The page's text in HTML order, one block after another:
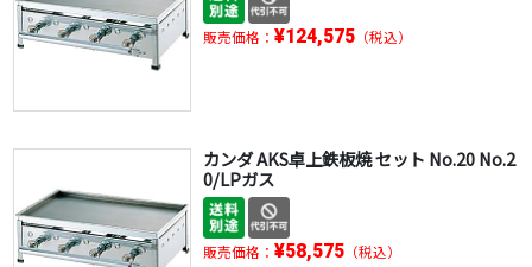
販売価格： ¥124,575（税込）
カンダ AKS卓上鉄板焼 セット No.20 No.2
0/LPガス
販売価格： ¥58,575（税込）